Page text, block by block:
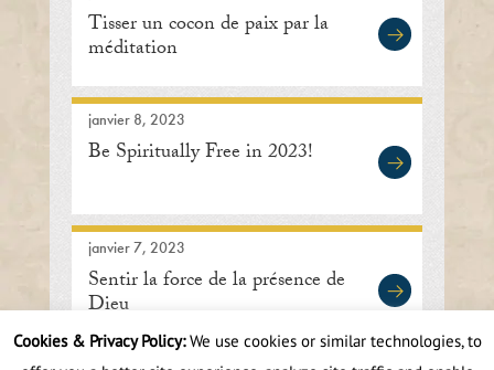
Tisser un cocon de paix par la
méditation
janvier 8, 2023
Be Spiritually Free in 2023!
janvier 7, 2023
Sentir la force de la présence de
Dieu
Cookies & Privacy Policy:We use cookies or similar technologies, to